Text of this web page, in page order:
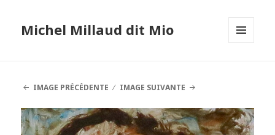
Michel Millaud dit Mio
IMAGE PRÉCÉDENTE
IMAGE SUIVANTE